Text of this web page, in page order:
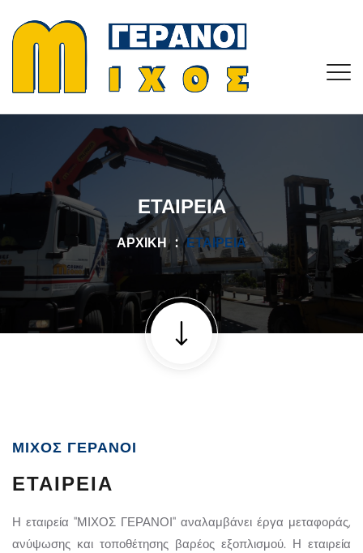
ΕΤΑΙΡΕΊΑ
ΑΡΧΙΚΉ ΕΤΑΙΡΕΊΑ
ΜΙΧΟΣ ΓΕΡΑΝΟΙ
ΕΤΑΙΡΕΊΑ
Η εταιρεία "ΜΙΧΟΣ ΓΕΡΑΝΟΙ" αναλαμβάνει έργα μεταφοράς,
ανύψωσης και τοποθέτησης βαρέος εξοπλισμού. Η εταιρεία